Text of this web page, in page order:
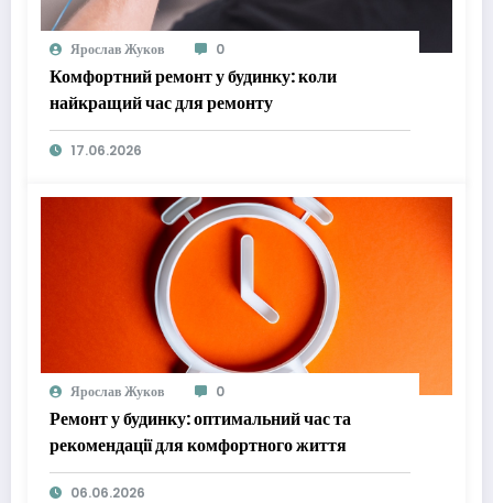
Ярослав Жуков 0
Комфортний ремонт у будинку: коли
найкращий час для ремонту
17.06.2026
Ярослав Жуков 0
Ремонт у будинку: оптимальний час та
рекомендації для комфортного життя
06.06.2026